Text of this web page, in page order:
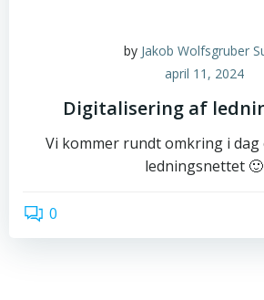
by Jakob Wolfsgruber
april 11, 2024
Digitalisering af
Vi kommer rundt omkring i
ledningsnettet 🙂
0